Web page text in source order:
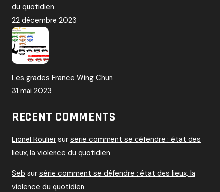
du quotidien
22 décembre 2023
Les grades France Wing Chun
31 mai 2023
RECENT COMMENTS
Lionel Roulier sur série comment se défendre : état des
lieux, la violence du quotidien
Seb sur série comment se défendre : état des lieux, la
violence du quotidien